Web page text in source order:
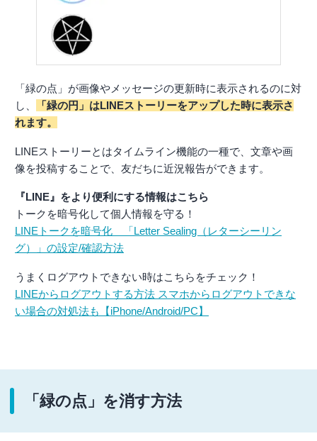
「緑の点」が画像やメッセージの更新時に表示されるのに対
し、
「緑の円」はLINEストーリーをアップした時に表示さ
れます。
LINEストーリーとはタイムライン機能の一種で、文章や画
像を投稿することで、友だちに近況報告ができます。
『LINE』をより便利にする情報はこちら
トークを暗号化して個人情報を守る！
LINEトークを暗号化 「Letter Sealing（レターシーリン
グ）」の設定/確認方法
うまくログアウトできない時はこちらをチェック！
LINEからログアウトする方法 スマホからログアウトできな
い場合の対処法も【iPhone/Android/PC】
「緑の点」を消す方法